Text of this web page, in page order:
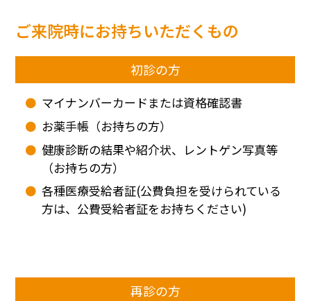
ご来院時にお持ちいただくもの
初診の方
マイナンバーカードまたは資格確認書
お薬手帳（お持ちの方）
健康診断の結果や紹介状、レントゲン写真等
（お持ちの方）
各種医療受給者証(公費負担を受けられている
方は、公費受給者証をお持ちください)
再診の方